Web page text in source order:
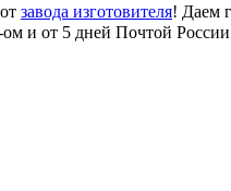
завода изготовителя! Даем
и от 5 дней Почтой